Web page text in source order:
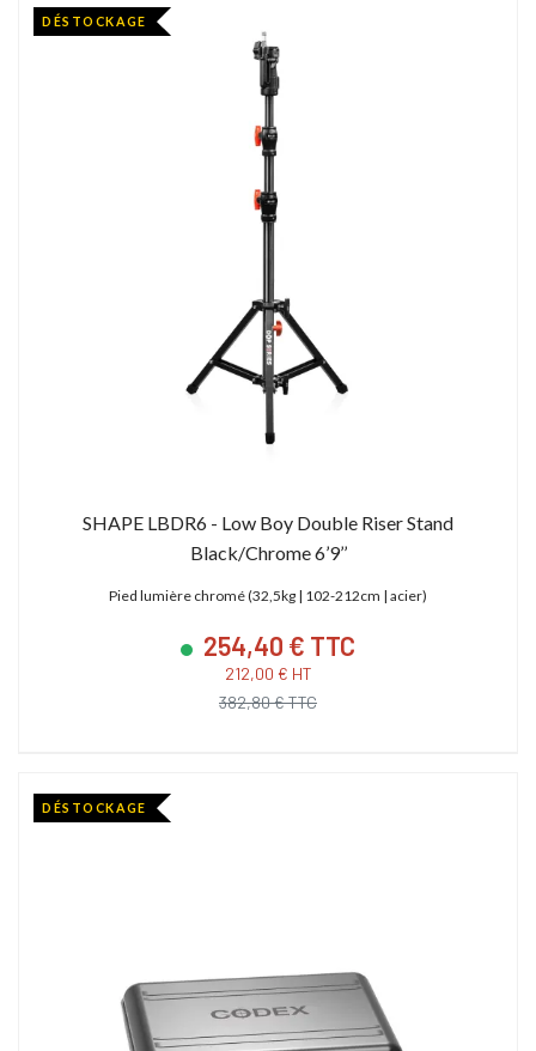
DÉSTOCKAGE
SHAPE LBDR6 - Low Boy Double Riser Stand
Black/Chrome 6’9’’
Pied lumière chromé (32,5kg | 102-212cm | acier)
254,40 € TTC
212,00 € HT
382,80 € TTC
DÉSTOCKAGE